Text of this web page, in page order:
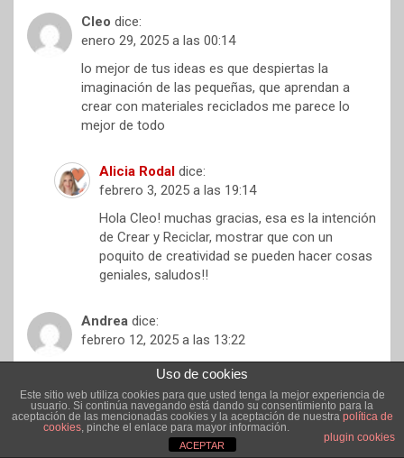
Cleo dice:
enero 29, 2025 a las 00:14
lo mejor de tus ideas es que despiertas la
imaginación de las pequeñas, que aprendan a
crear con materiales reciclados me parece lo
mejor de todo
Alicia Rodal dice:
febrero 3, 2025 a las 19:14
Hola Cleo! muchas gracias, esa es la intención
de Crear y Reciclar, mostrar que con un
poquito de creatividad se pueden hacer cosas
geniales, saludos!!
Andrea dice:
febrero 12, 2025 a las 13:22
que bonitas tus miniaturas, las encuentro muy
originales, cuanta creatividad tienes te felicito
Alicia Rodal dice:
febrero 17, 2025 a las 09:42
Uso de cookies
Este sitio web utiliza cookies para que usted tenga la mejor experiencia de
usuario. Si continúa navegando está dando su consentimiento para la
aceptación de las mencionadas cookies y la aceptación de nuestra política de
cookies, pinche el enlace para mayor información.
plugin cookies
ACEPTAR